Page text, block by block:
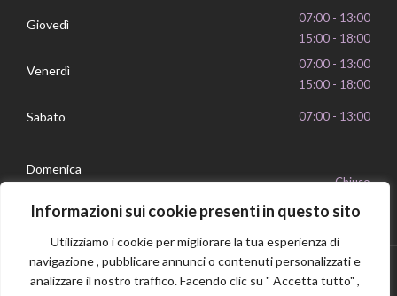
Informazioni sui cookie presenti in questo sito
Utilizziamo i cookie per migliorare la tua esperienza di
navigazione , pubblicare annunci o contenuti personalizzati e
analizzare il nostro traffico. Facendo clic su " Accetta tutto" ,
Giovedì
07:00 - 13:00
15:00 - 18:00
Venerdì
07:00 - 13:00
15:00 - 18:00
Sabato 07:00 - 13:00
Domenica
Chiuso
Privacy Policy Cookie Policy P.IVA 16239351006